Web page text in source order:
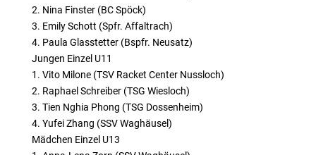
2. Nina Finster (BC Spöck)
3. Emily Schott (Spfr. Affaltrach)
4. Paula Glasstetter (Bspfr. Neusatz)
Jungen Einzel U11
1. Vito Milone (TSV Racket Center Nussloch)
2. Raphael Schreiber (TSG Wiesloch)
3. Tien Nghia Phong (TSG Dossenheim)
4. Yufei Zhang (SSV Waghäusel)
Mädchen Einzel U13